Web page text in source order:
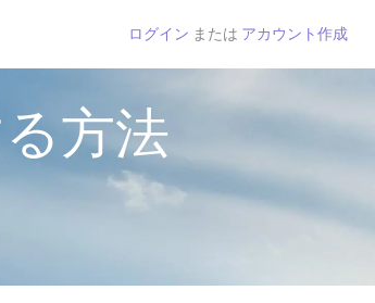
ログイン または アカウント作成
方法